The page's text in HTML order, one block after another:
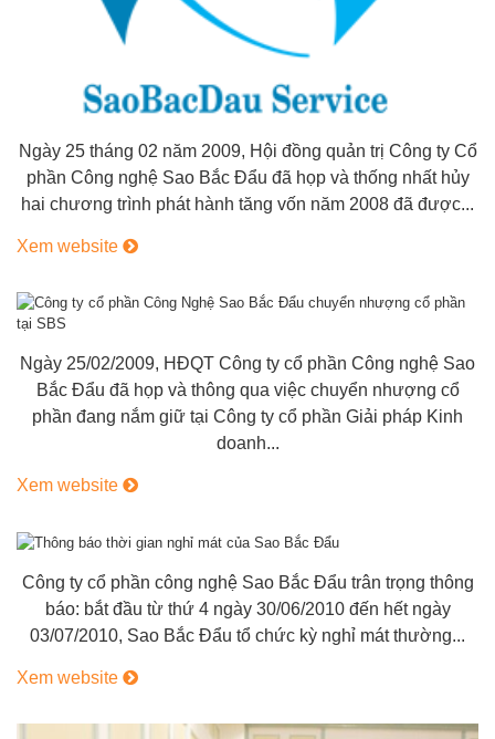
Ngày 25 tháng 02 năm 2009, Hội đồng quản trị Công ty Cổ
phần Công nghệ Sao Bắc Đẩu đã họp và thống nhất hủy
hai chương trình phát hành tăng vốn năm 2008 đã được...
Xem website
Ngày 25/02/2009, HĐQT Công ty cổ phần Công nghệ Sao
Bắc Đẩu đã họp và thông qua việc chuyển nhượng cổ
phần đang nắm giữ tại Công ty cổ phần Giải pháp Kinh
doanh...
Xem website
Công ty cổ phần công nghệ Sao Bắc Đẩu trân trọng thông
báo: bắt đầu từ thứ 4 ngày 30/06/2010 đến hết ngày
03/07/2010, Sao Bắc Đẩu tổ chức kỳ nghỉ mát thường...
Xem website